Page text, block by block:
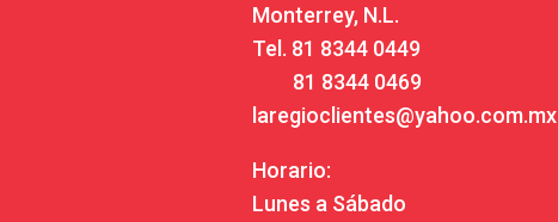
Monterrey, N.L.
Tel. 81 8344 0449
81 8344 0469
laregioclientes@yahoo.com.mx
Horario:
Lunes a Sábado